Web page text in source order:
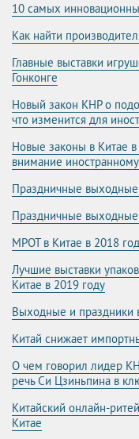
10 самых
Как найти
Главные выставки
Гонконге
Новый закон КНР о
что изменится для
Новые законы в Китае
внимание
Праздничные выходные
Праздничные
МРОТ в Китае в 2018
Лучшие выставки
Китае в 2019 году
Выходные и праздники
Китай снижает
О чем говорил лидер
речь Си Цзиньпина в
Китайский онлайн-
Китае